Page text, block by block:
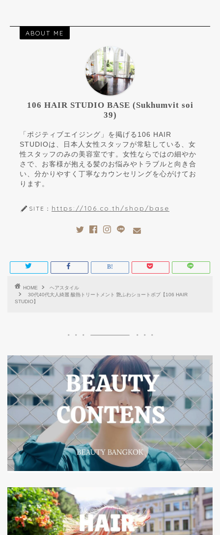
ABOUT ME
106 HAIR STUDIO BASE (Sukhumvit soi
39)
「ポジティブエイジング」を掲げる106 HAIR
STUDIOは、日本人女性スタッフが常駐している、女
性スタッフのみの美容室です。女性ならではの細やか
さで、お客様が抱える髪のお悩みやトラブルと向き合
い、分かりやすく丁寧なカウンセリングを心がけてお
ります。
SITE： https://106.co.th/shop/base
HOME
ヘアスタイル
30代40代大人綺麗 酸熱トリートメント 艶ふわショートボブ【106 HAIR
STUDIO】